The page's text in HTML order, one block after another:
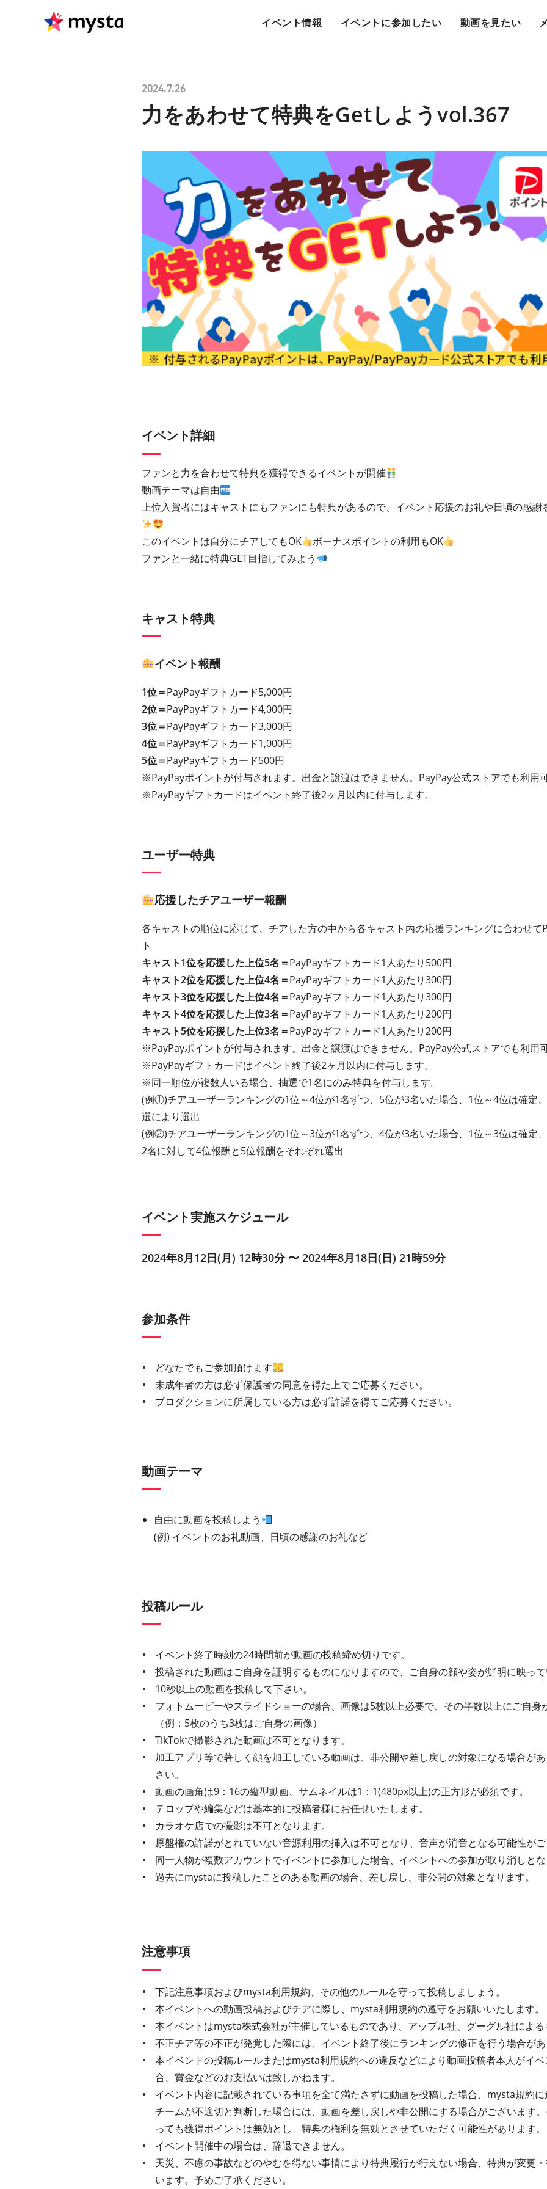
イベント情報 イベントに参加したい 動画を見たい
2024.7.26
力をあわせて特典をGetしようvol.367
イベント詳細
ファンと力を合わせて特典を獲得できるイベントが開催
動画テーマは自由
上位入賞者にはキャストにもファンにも特典があるので、イベント応援のお礼や日頃の感謝
このイベントは自分にチアしてもOK
ボーナスポイントの利用もOK
ファンと一緒に特典GET目指してみよう
キャスト特典
イベント報酬
1位＝PayPayギフトカード5,000円
2位＝PayPayギフトカード4,000円
3位＝PayPayギフトカード3,000円
4位＝PayPayギフトカード1,000円
5位＝PayPayギフトカード500円
※PayPayポイントが付与されます。出金と譲渡はできません。PayPay公式ストアでも利用可
※PayPayギフトカードはイベント終了後2ヶ月以内に付与します。
ユーザー特典
応援したチアユーザー報酬
各キャストの順位に応じて、チアした方の中から各キャスト内の応援ランキングに合わせて
ト
キャスト1位を応援した上位5名＝PayPayギフトカード1人あたり500円
キャスト2位を応援した上位4名＝PayPayギフトカード1人あたり300円
キャスト3位を応援した上位4名＝PayPayギフトカード1人あたり300円
キャスト4位を応援した上位3名＝PayPayギフトカード1人あたり200円
キャスト5位を応援した上位3名＝PayPayギフトカード1人あたり200円
※PayPayポイントが付与されます。出金と譲渡はできません。PayPay公式ストアでも利用可
※PayPayギフトカードはイベント終了後2ヶ月以内に付与します。
※同一順位が複数人いる場合、抽選で1名にのみ特典を付与します。
(例①)チアユーザーランキングの1位～4位が1名ずつ、5位が3名いた場合、1位～4位は確定
選により選出
(例②)チアユーザーランキングの1位～3位が1名ずつ、4位が3名いた場合、1位～3位は確定
2名に対して4位報酬と5位報酬をそれぞれ選出
イベント実施スケジュール
2024年8月12日(月) 12時30分 〜 2024年8月18日(日) 21時59分
参加条件
どなたでもご参加頂けます
未成年者の方は必ず保護者の同意を得た上でご応募ください。
プロダクションに所属している方は必ず許諾を得てご応募ください。
動画テーマ
自由に動画を投稿しよう
(例) イベントのお礼動画、日頃の感謝のお礼など
投稿ルール
イベント終了時刻の24時間前が動画の投稿締め切りです。
投稿された動画はご自身を証明するものになりますので、ご自身の顔や姿が鮮明に映って
10秒以上の動画を投稿して下さい。
フォトムービーやスライドショーの場合、画像は5枚以上必要で、その半数以上にご自身
（例：5枚のうち3枚はご自身の画像）
TikTokで撮影された動画は不可となります。
加工アプリ等で著しく顔を加工している動画は、非公開や差し戻しの対象になる場合が
さい。
動画の画角は9：16の縦型動画、サムネイルは1：1(480px以上)の正方形が必須です。
テロップや編集などは基本的に投稿者様にお任せいたします。
カラオケ店での撮影は不可となります。
原盤権の許諾がとれていない音源利用の挿入は不可となり、音声が消音となる可能性がご
同一人物が複数アカウントでイベントに参加した場合、イベントへの参加が取り消しとな
過去にmystaに投稿したことのある動画の場合、差し戻し、非公開の対象となります。
注意事項
下記注意事項およびmysta利用規約、その他のルールを守って投稿しましょう。
本イベントへの動画投稿およびチアに際し、mysta利用規約の遵守をお願いいたします。
本イベントはmysta株式会社が主催しているものであり、アップル社、グーグル社による
不正チア等の不正が発覚した際には、イベント終了後にランキングの修正を行う場合があ
本イベントの投稿ルールまたはmysta利用規約への違反などにより動画投稿者本人がイ
合、賞金などのお支払いは致しかねます。
イベント内容に記載されている事項を全て満たさずに動画を投稿した場合、mysta規約
チームが不適切と判断した場合には、動画を差し戻しや非公開にする場合がございます
っても獲得ポイントは無効とし、特典の権利を無効とさせていただく可能性があります。
イベント開催中の場合は、辞退できません。
天災、不慮の事故などのやむを得ない事情により特典履行が行えない場合、特典が変更
います。予めご了承ください。